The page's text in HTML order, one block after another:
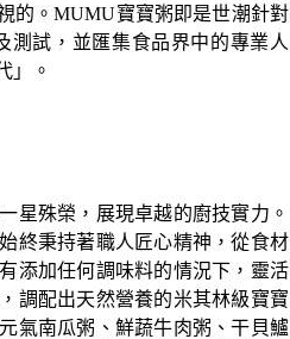
的。MUMU寶寶粥即是世潮針對
測試，並匯集食品界中的專業人
」 。
星殊榮，展現卓越的廚技實力。
終秉持著職人匠心精神，從食材
添加任何調味料的情況下，靈活
調配出天然營養的米其林級寶寶
氣南瓜粥、鮮蔬牛肉粥、干貝鱸